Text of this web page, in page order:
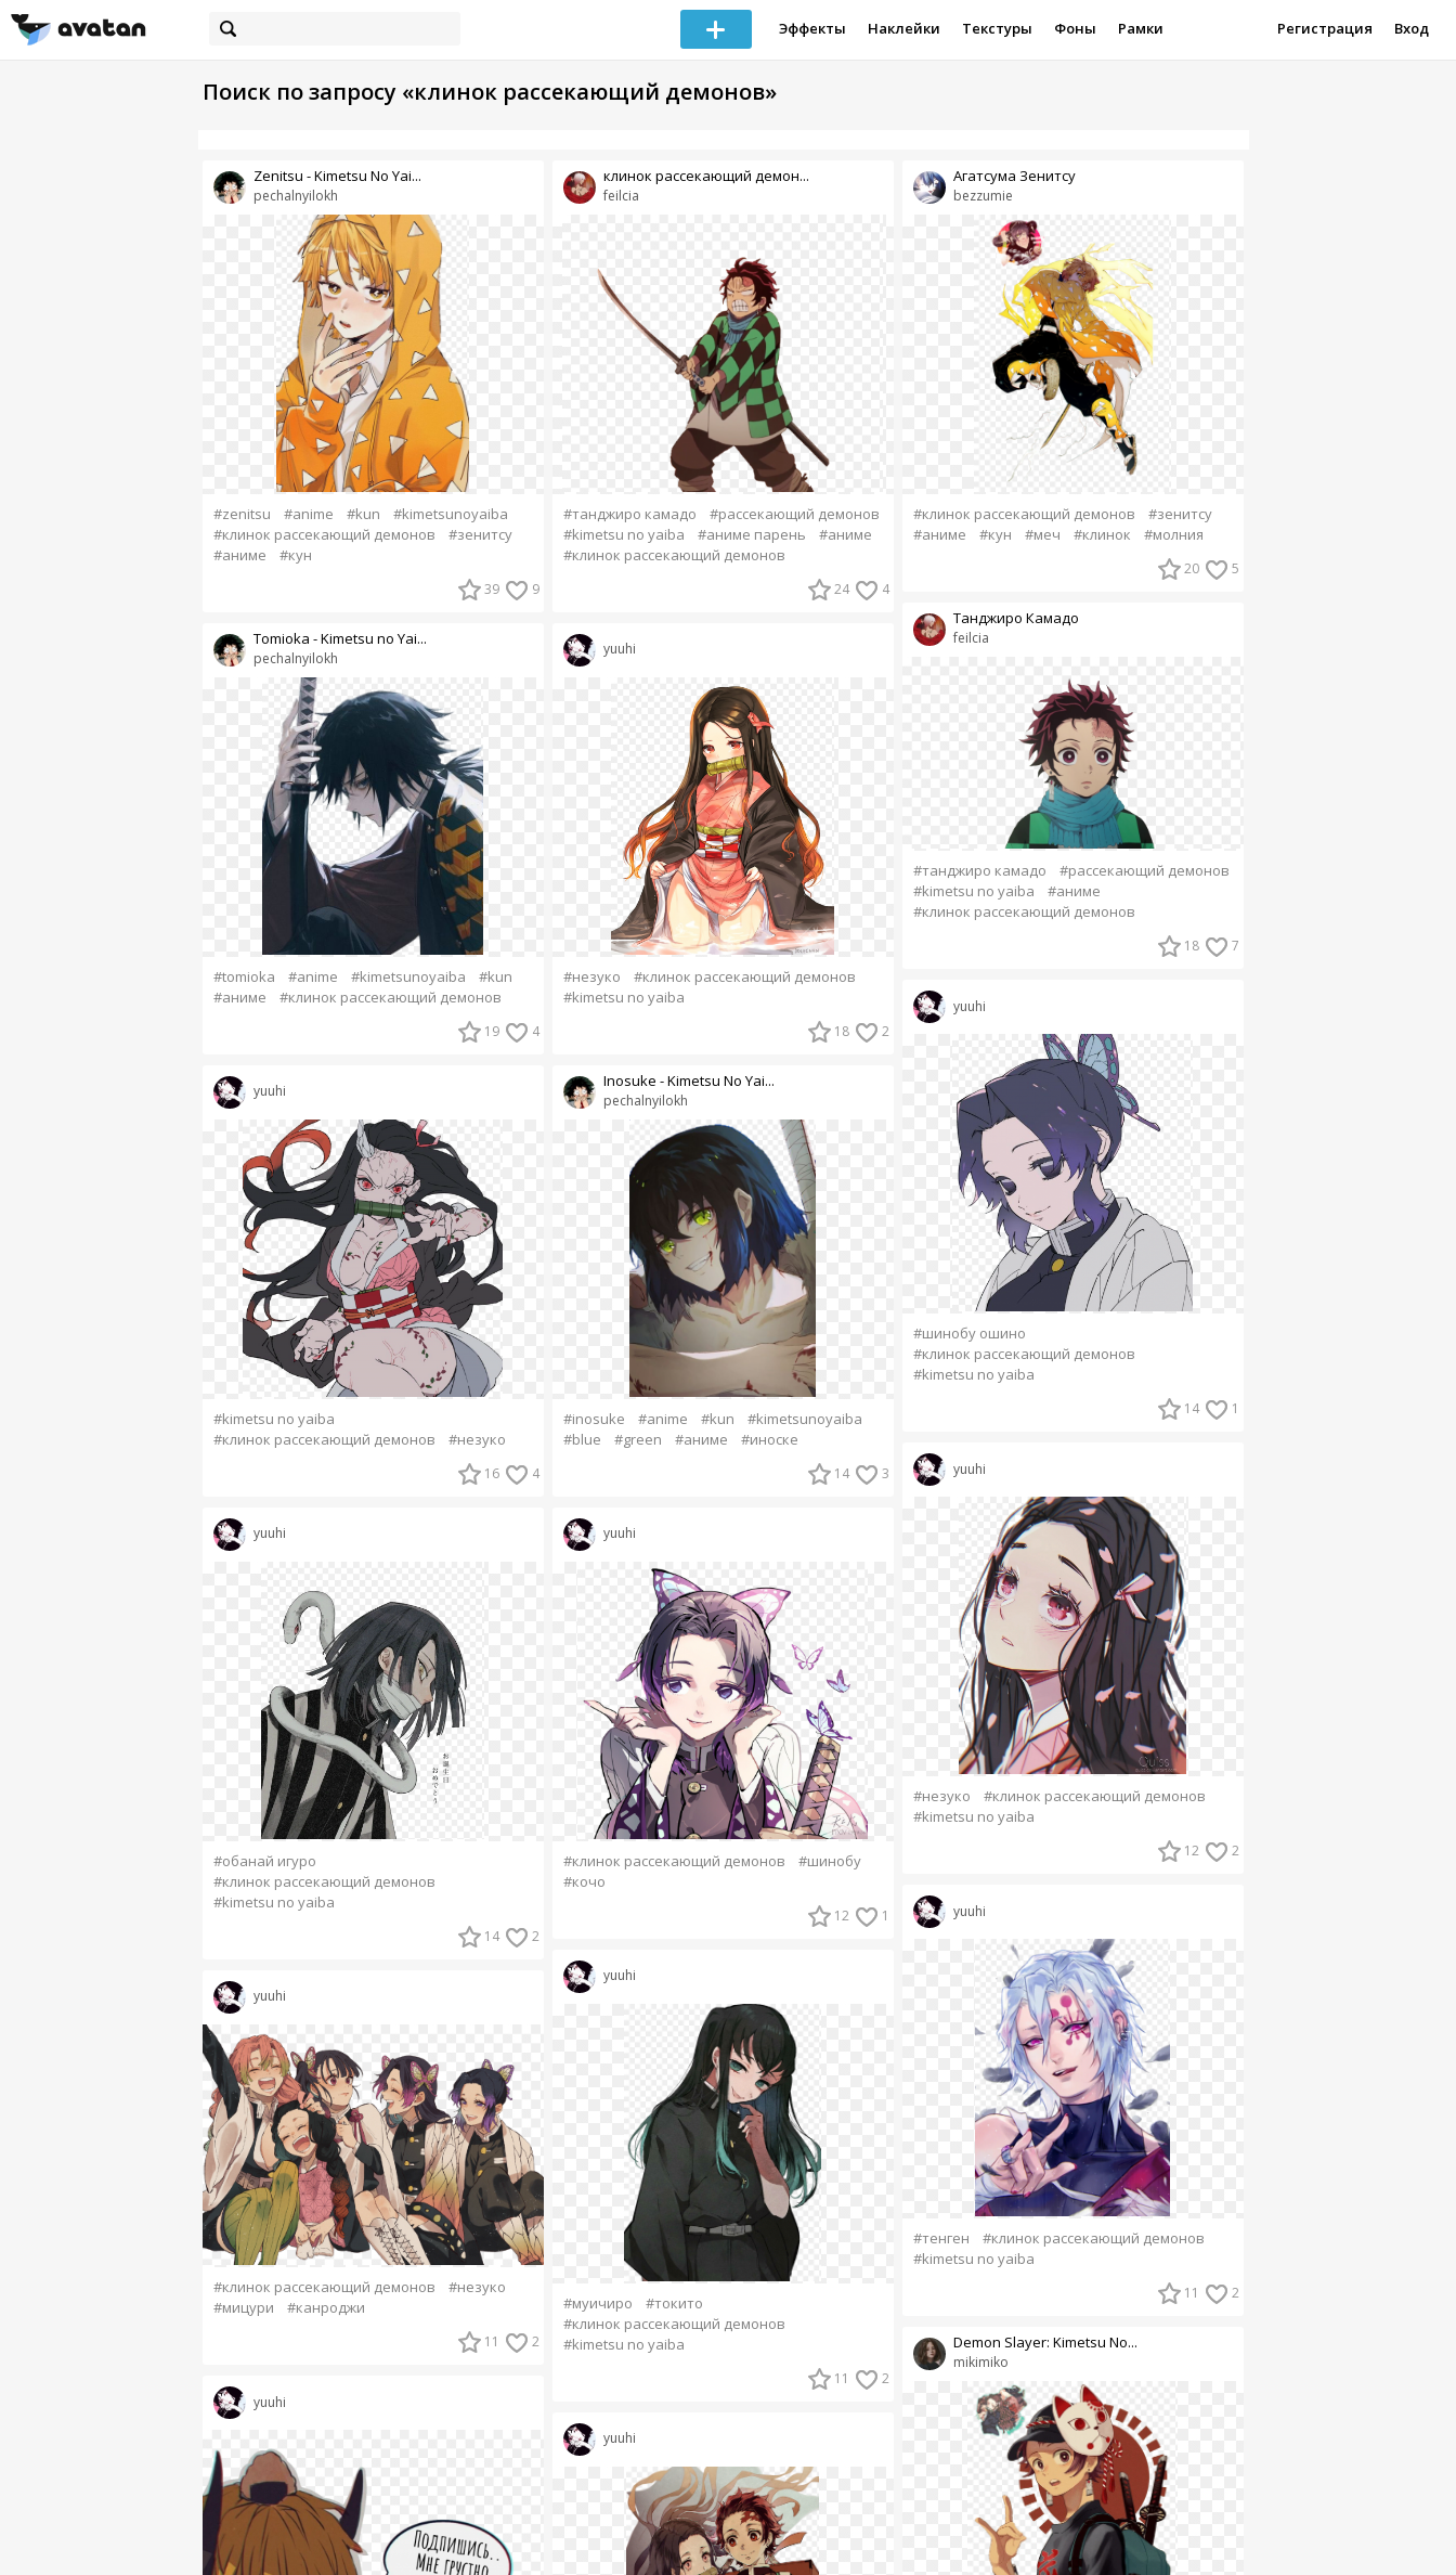
Эффекты Наклейки Текстуры Фоны Рамки Регистрация Вход
Поиск по запросу «клинок рассекающий демонов»
pechalnyilokh
Zenitsu - Kimetsu No Yai...
#zenitsu #anime #kun
#kimetsunoyaiba
#клинок рассекающий демонов
#зенитсу
#аниме
#кун
39 9
pechalnyilokh
Tomioka - Kimetsu no Yai...
#tomioka #anime #kimetsunoyaiba
#kun
#аниме
#клинок рассекающий демонов
19 4
yuuhi
#kimetsu no yaiba
#клинок рассекающий демонов
#незуко
16 4
yuuhi
#обанай игуро
#клинок рассекающий демонов
#kimetsu no yaiba
14 2
yuuhi
#клинок рассекающий демонов
#незуко
#мицури
#канроджи
11 2
yuuhi
feilcia
клинок рассекающий демон...
#танджиро камадо
#рассекающий демонов
#kimetsu no yaiba
#аниме парень
#аниме
#клинок рассекающий демонов
24 4
yuuhi
#незуко
#клинок рассекающий демонов
#kimetsu no yaiba
18 2
pechalnyilokh
Inosuke - Kimetsu No Yai...
#inosuke #anime #kun
#kimetsunoyaiba
#blue
#green #аниме #иноске
14 3
yuuhi
#клинок рассекающий демонов
#шинобу
#кочо
12 1
yuuhi
#муичиро
#токито
#клинок рассекающий демонов
#kimetsu no yaiba
11 2
yuuhi
bezzumie
Агатсума Зенитсу
#клинок рассекающий демонов
#зенитсу
#аниме
#кун #меч #клинок #молния
20 5
feilcia
Танджиро Камадо
#танджиро камадо
#рассекающий демонов
#kimetsu no yaiba
#аниме
#клинок рассекающий демонов
18 7
yuuhi
#шинобу ошино
#клинок рассекающий демонов
#kimetsu no yaiba
14 1
yuuhi
#незуко
#клинок рассекающий демонов
#kimetsu no yaiba
12 2
yuuhi
#тенген
#клинок рассекающий демонов
#kimetsu no yaiba
11 2
mikimiko
Demon Slayer: Kimetsu No...